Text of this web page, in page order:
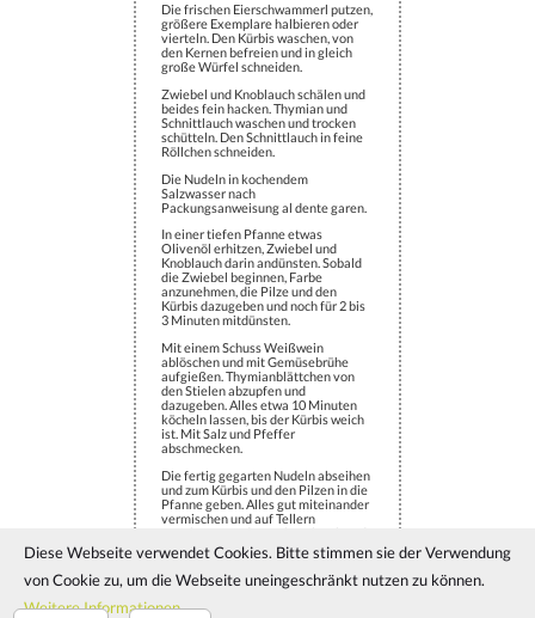
Die frischen Eierschwammerl putzen,
größere Exemplare halbieren oder
vierteln. Den Kürbis waschen, von
den Kernen befreien und in gleich
große Würfel schneiden.
Zwiebel und Knoblauch schälen und
beides fein hacken. Thymian und
Schnittlauch waschen und trocken
schütteln. Den Schnittlauch in feine
Röllchen schneiden.
Die Nudeln in kochendem
Salzwasser nach
Packungsanweisung al dente garen.
In einer tiefen Pfanne etwas
Olivenöl erhitzen, Zwiebel und
Knoblauch darin andünsten. Sobald
die Zwiebel beginnen, Farbe
anzunehmen, die Pilze und den
Kürbis dazugeben und noch für 2 bis
3 Minuten mitdünsten.
Mit einem Schuss Weißwein
ablöschen und mit Gemüsebrühe
aufgießen. Thymianblättchen von
den Stielen abzupfen und
dazugeben. Alles etwa 10 Minuten
köcheln lassen, bis der Kürbis weich
ist. Mit Salz und Pfeffer
abschmecken.
Die fertig gegarten Nudeln abseihen
und zum Kürbis und den Pilzen in die
Pfanne geben. Alles gut miteinander
vermischen und auf Tellern
frisch geriebenem Parmesan
bestreuen und servieren.
Diese Webseite verwendet Cookies. Bitte stimmen sie der Verwendung
von Cookie zu, um die Webseite uneingeschränkt nutzen zu können.
Weitere Informationen